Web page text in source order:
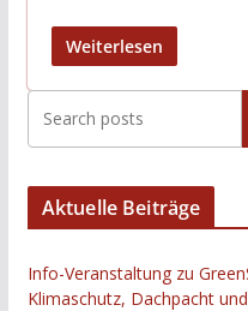
Weiterlesen
Aktuelle Beiträge
Info-Veranstaltung zu
Klimaschutz, Dachpacht